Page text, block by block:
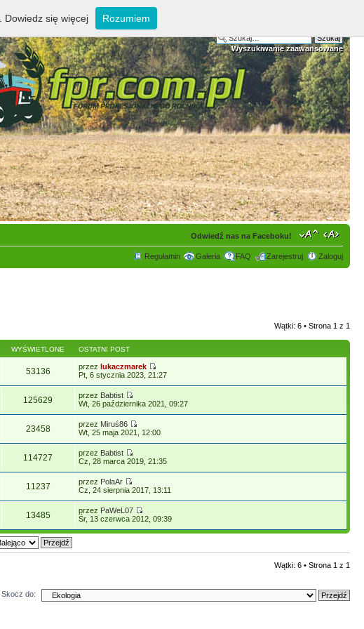
Wyszukiwanie zaawansowane
Odwiedź nas na Faceboku!
Regulamin Galeria FAQ Zarejestruj Zaloguj
Wątki: 6 • Strona 1 z 1
WYŚWIETLONE OSTATNI POST
53136 przezlukaczmarek
Pt, 6 stycznia 2023, 21:27
125629 przez Babtist
Wt, 26 października 2021, 09:27
23458 przez Miruś86
Wt, 25 maja 2021, 12:00
114727 przez Babtist
Cz, 28 marca 2019, 21:35
11237 przez PolaAr
Cz, 24 sierpnia 2017, 13:11
13485 przez PaWeL07
Śr, 13 czerwca 2012, 09:39
Wątki: 6 • Strona 1 z 1
Skocz do:
Dowiedz się więcej Rozumiem